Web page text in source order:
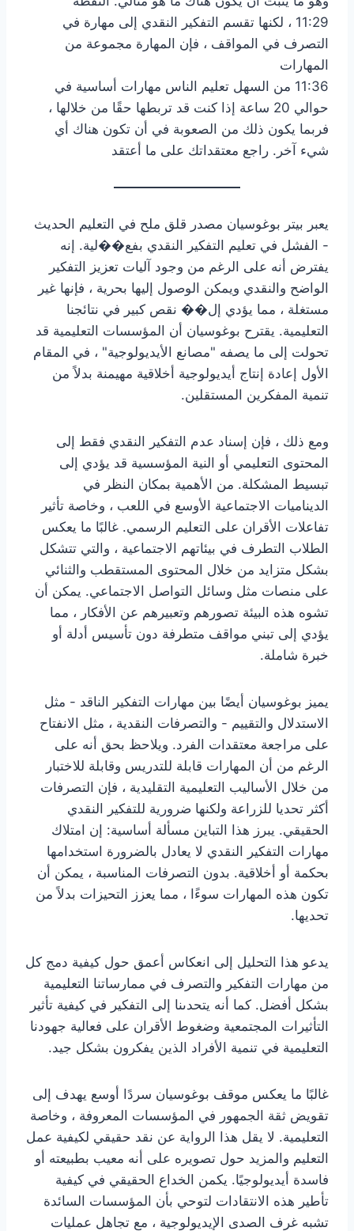
11:29 ، لكنها تقسم التفكير النقدي إلى مهارة في
التصرف في المواقف ، فإن المهارة مجموعة من
المهارات
11:36 من السهل تعليم الناس مهارات أساسية في
حوالي 20 ساعة إذا كنت قد تربطها حقًا من خلالها ،
فربما يكون ذلك من الصعوبة في أن تكون هناك أي
شيء آخر. راجع معتقداتك على ما أعتقد
يعبر بيتر بوغوسيان مصدر قلق ملح في التعليم الحديث
- الفشل في تعليم التفكير النقدي بفع��لية. إنه
يفترض أنه على الرغم من وجود آليات تعزيز التفكير
الواضح والنقدي ويمكن الوصول إليها بحرية ، فإنها غير
مستغلة ، مما يؤدي إل�� نقص كبير في نتائجنا
التعليمية. يقترح بوغوسيان أن المؤسسات التعليمية قد
تحولت إلى ما يصفه "مصانع الأيديولوجية" ، في المقام
الأول إعادة إنتاج أيديولوجية أخلاقية مهيمنة بدلاً من
تنمية المفكرين المستقلين.
ومع ذلك ، فإن إسناد عدم التفكير النقدي فقط إلى
المحتوى التعليمي أو النية المؤسسية قد يؤدي إلى
تبسيط المشكلة. من الأهمية بمكان النظر في
الديناميات الاجتماعية الأوسع في اللعب ، وخاصة تأثير
تفاعلات الأقران على التعليم الرسمي. غالبًا ما يعكس
الطلاب التطرف في بيئاتهم الاجتماعية ، والتي تتشكل
بشكل متزايد من خلال المحتوى المستقطب والثنائي
على منصات مثل وسائل التواصل الاجتماعي. يمكن أن
تشوه هذه البيئة تصورهم وتعبيرهم عن الأفكار ، مما
يؤدي إلى تبني مواقف متطرفة دون تأسيس أدلة أو
خبرة شاملة.
يميز بوغوسيان أيضًا بين مهارات التفكير الناقد - مثل
الاستدلال والتقييم - والتصرفات النقدية ، مثل الانفتاح
على مراجعة معتقدات الفرد. ويلاحظ بحق أنه على
الرغم من أن المهارات قابلة للتدريس وقابلة للاختبار
من خلال الأساليب التعليمية التقليدية ، فإن التصرفات
أكثر تحديا للزراعة ولكنها ضرورية للتفكير النقدي
الحقيقي. يبرز هذا التباين مسألة أساسية: إن امتلاك
مهارات التفكير النقدي لا يعادل بالضرورة استخدامها
بحكمة أو أخلاقية. بدون التصرفات المناسبة ، يمكن أن
تكون هذه المهارات سوءًا ، مما يعزز التحيزات بدلاً من
تحديها.
يدعو هذا التحليل إلى انعكاس أعمق حول كيفية دمج كل
من مهارات التفكير والتصرف في ممارساتنا التعليمية
بشكل أفضل. كما أنه يتحدىنا إلى التفكير في كيفية تأثير
التأثيرات المجتمعية وضغوط الأقران على فعالية جهودنا
التعليمية في تنمية الأفراد الذين يفكرون بشكل جيد.
غالبًا ما يعكس موقف بوغوسيان سردًا أوسع يهدف إلى
تقويض ثقة الجمهور في المؤسسات المعروفة ، وخاصة
التعليمية. لا يقل هذا الرواية عن نقد حقيقي لكيفية عمل
التعليم والمزيد حول تصويره على أنه معيب بطبيعته أو
فاسدة أيديولوجيًا. يكمن الخداع الحقيقي في كيفية
تأطير هذه الانتقادات لتوحي بأن المؤسسات السائدة
تشبه غرف الصدى الإيديولوجية ، مع تجاهل عمليات